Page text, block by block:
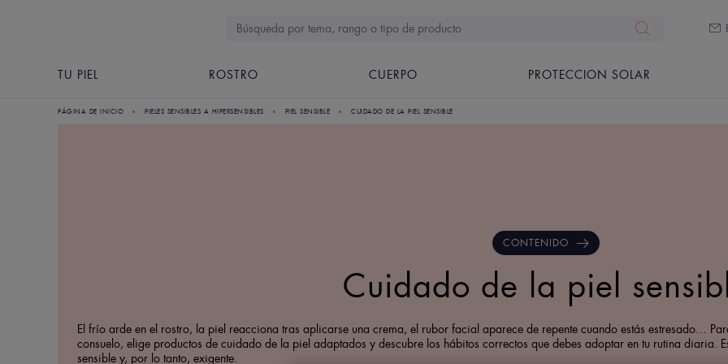
TU PIEL ROSTRO CUERPO PROTECCION SOLAR
PÁGINA DE INICIO PIELES SENSIBLES A HIPERSENSIBLES PIEL SENSIBLE CUIDADO DE LA PIEL SENSIBLE
CONTENIDO
Cuidado de la piel
El frío arde en el rostro, la piel reacciona tras aplicarse una crema, el rubor facial aparece de repente cuando estás estresado…
consuelo, elige productos de cuidado de la piel adaptados y descubre los hábitos correctos que debes adoptar en tu rutina diaria.
sensible y, por lo tanto, exigente.